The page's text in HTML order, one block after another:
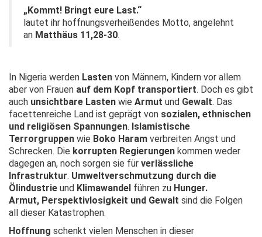
„Kommt! Bringt eure Last.“
lautet ihr hoffnungsverheißendes Motto, angelehnt
an Matthäus 11,28-30.
In Nigeria werden Lasten von Männern, Kindern vor allem
aber von Frauen auf dem Kopf transportiert. Doch es gibt
auch unsichtbare Lasten wie Armut und Gewalt. Das
facettenreiche Land ist geprägt von sozialen, ethnischen
und religiösen Spannungen. Islamistische
Terrorgruppen wie Boko Haram verbreiten Angst und
Schrecken. Die korrupten Regierungen kommen weder
dagegen an, noch sorgen sie für verlässliche
Infrastruktur. Umweltverschmutzung durch die
Ölindustrie und Klimawandel führen zu Hunger.
Armut, Perspektivlosigkeit und Gewalt sind die Folgen
all dieser Katastrophen.
Hoffnung schenkt vielen Menschen in dieser